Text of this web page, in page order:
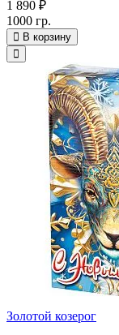
1 890 ₽
1000 гр.
В корзину
Золотой козерог